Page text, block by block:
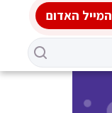
המייל האדום